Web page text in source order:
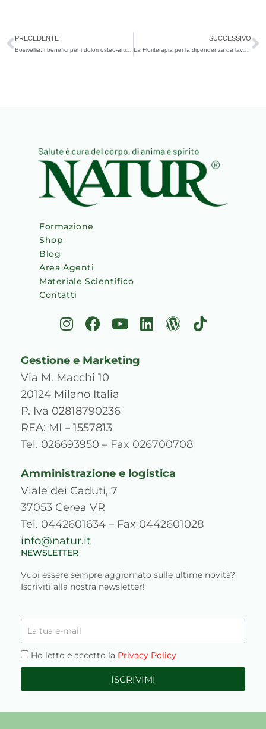
Precedente
PRECEDENTE
Boswellia: i benefici per i dolori osteo-articolari
SUCCESSIVO
La Floriterapia per la dipendenza da lavoro
Formazione
Shop
Blog
Area Agenti
Materiale Scientifico
Contatti
I
n
t
a
g
r
a
m
F
a
e
b
o
o
k
Y
o
t
e
L
i
W
o
s
T
i
Gestione e Marketing
Via M. Macchi 10
20124 Milano Italia
P. Iva 02818790236
REA: MI – 1557813
Tel. 026693950 – Fax 026700708
Amministrazione e logistica
Viale dei Caduti, 7
37053 Cerea VR
Tel. 0442601634 – Fax 0442601028
info@natur.it
NEWSLETTER
Vuoi essere sempre aggiornato sulle ultime novità?
Iscriviti alla nostra newsletter!
tua
mail
Privacy
Ho letto e accetto la Privacy Policy
ISCRIVIMI